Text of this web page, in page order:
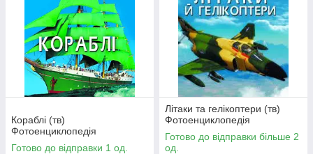
Кораблі (тв)
Фотоенциклопедія
Готово до відправки 1 од.
Літаки та гелікоптери (тв)
Фотоенциклопедія
Готово до відправки більше 2
од.